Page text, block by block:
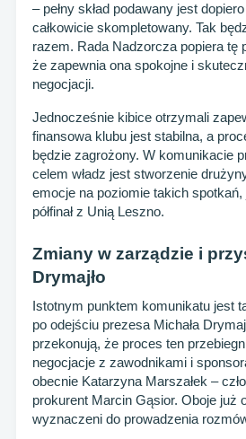
– pełny skład podawany jest
całkowicie skompletowany. Tak
razem. Rada Nadzorcza popiera tę
że zapewnia ona spokojne i
negocjacji.
Jednocześnie kibice otrzymali
finansowa klubu jest stabilna, a
będzie zagrożony. W komunikacie
celem władz jest stworzenie
emocje na poziomie takich
półfinał z Unią Leszno.
Zmiany w zarządzie i
Drymajło
Istotnym punktem komunikatu jest
po odejściu prezesa Michała
przekonują, że proces ten
negocjacje z zawodnikami i
obecnie Katarzyna Marszałek –
prokurent Marcin Gąsior. Oboje już
wyznaczeni do prowadzenia